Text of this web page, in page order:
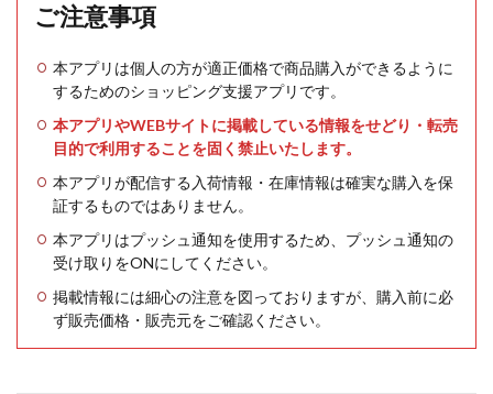
ご注意事項
本アプリは個人の方が適正価格で商品購入ができるように
するためのショッピング支援アプリです。
本アプリやWEBサイトに掲載している情報をせどり・転売
目的で利用することを固く禁止いたします。
本アプリが配信する入荷情報・在庫情報は確実な購入を保
証するものではありません。
本アプリはプッシュ通知を使用するため、プッシュ通知の
受け取りをONにしてください。
掲載情報には細心の注意を図っておりますが、購入前に必
ず販売価格・販売元をご確認ください。